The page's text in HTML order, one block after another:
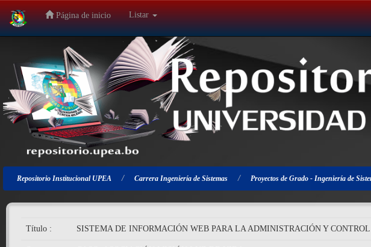
Salir
navegación
Página de inicio Listar
Repositorio Institucional UPEA Carrera Ingeniería de Sistemas Proyectos de Grado - Ingeniería de
Título : SISTEMA DE INFORMACIÓN WEB PARA LA ADMINISTRACIÓN Y